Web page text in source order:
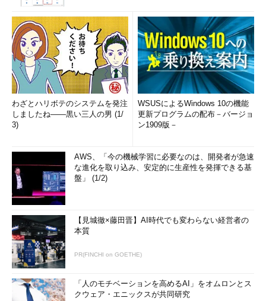
わざとハリボテのシステムを発注
しましたね――黒い三人の男 (1/
3)
WSUSによるWindows 10の機能
更新プログラムの配布－バージョ
ン1909版－
AWS、「今の機械学習に必要なのは、開発者が急速
な進化を取り込み、安定的に生産性を発揮できる基
盤」 (1/2)
【見城徹×藤田晋】AI時代でも変わらない経営者の
本質
PR(FINCHI on GOETHE)
「人のモチベーションを高めるAI」をオムロンとス
クウェア・エニックスが共同研究